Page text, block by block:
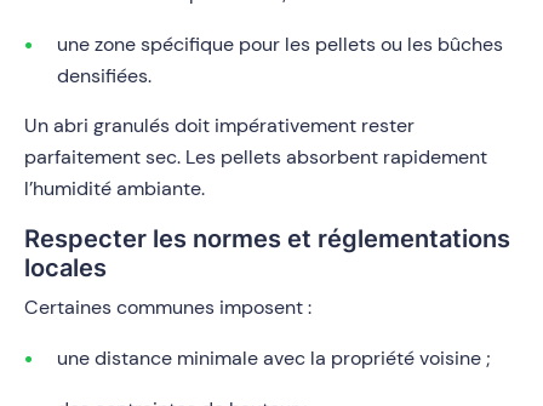
une zone spécifique pour les pellets ou les bûches
densifiées.
Un abri granulés doit impérativement rester
parfaitement sec. Les pellets absorbent rapidement
l’humidité ambiante.
Respecter les normes et réglementations
locales
Certaines communes imposent :
une distance minimale avec la propriété voisine ;